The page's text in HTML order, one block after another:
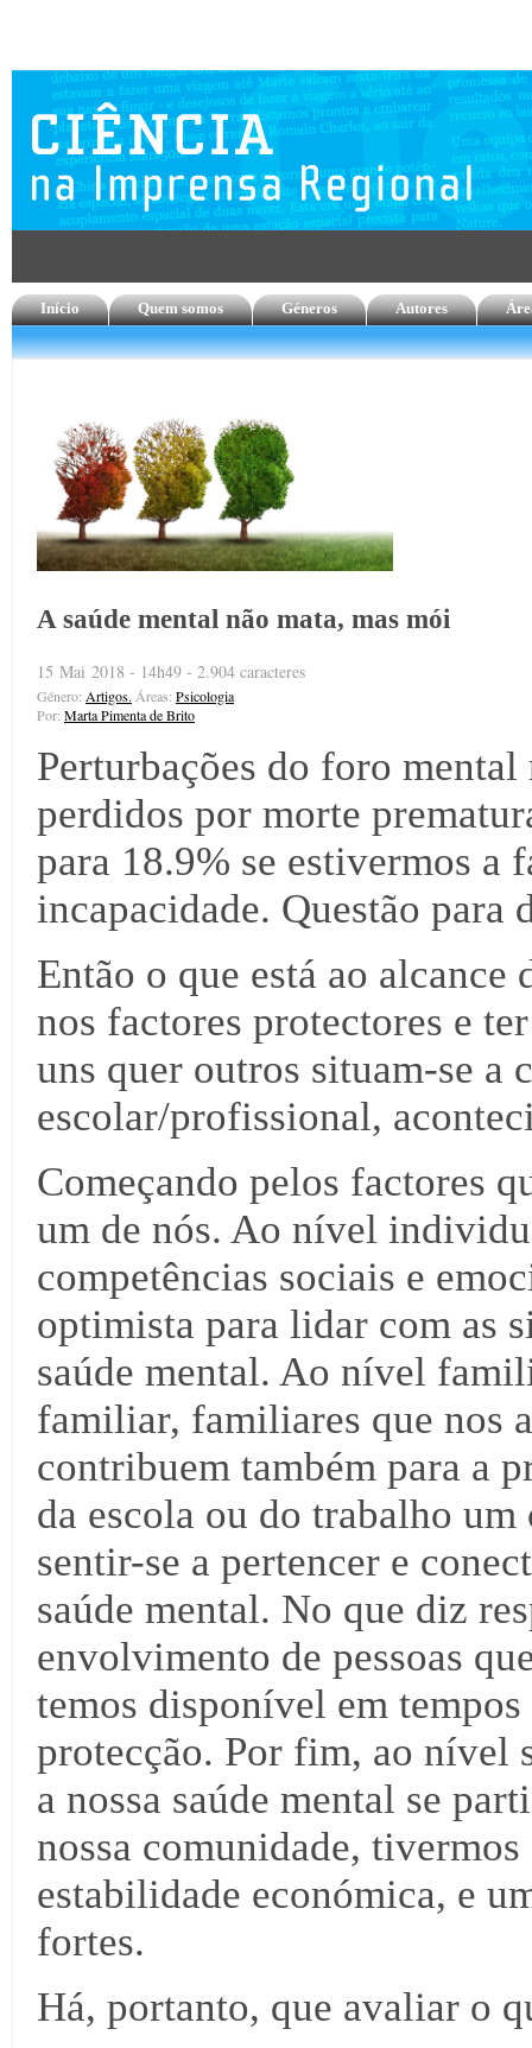
Início Quem somos Géneros Autores
A saúde mental não mata, mas mói
15 Mai 2018 - 14h49 - 2.904 caracteres
Género: Artigos. Áreas: Psicologia
Por: Marta Pimenta de Brito
Perturbações do foro mental
perdidos por morte
para 18.9% se estivermos a
incapacidade. Questão para
Então o que está ao
nos factores protectores e
uns quer outros situam-se
escolar/profissional,
Começando pelos factores
um de nós. Ao nível
competências sociais e
optimista para lidar com as
saúde mental. Ao nível
familiar, familiares que nos
contribuem também para a
da escola ou do trabalho
sentir-se a pertencer e
saúde mental. No que diz
envolvimento de pessoas
temos disponível em
protecção. Por fim, ao nível
a nossa saúde mental se
nossa comunidade,
estabilidade económica, e
fortes.
Há, portanto, que avaliar o